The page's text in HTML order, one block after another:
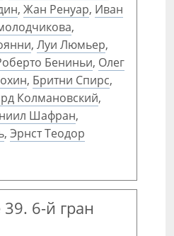
, Жан Ренуар, Иван
,
, Луи Люмьер,
Бениньи, Олег
, Бритни Спирс,
Колмановский,
Шафран,
, Эрнст Теодор
6-й гран